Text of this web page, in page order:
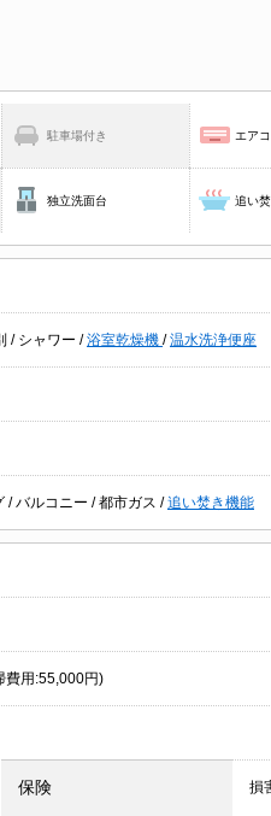
駐車場付き エア
独立洗面台 追い焚
/ シャワー /浴室乾燥機 /温水洗浄便座
/バルコニー /都市ガス /追い焚き機能
費用:55,000円)
保険 損